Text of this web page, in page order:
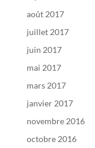
août 2017
juillet 2017
juin 2017
mai 2017
mars 2017
janvier 2017
novembre 2016
octobre 2016